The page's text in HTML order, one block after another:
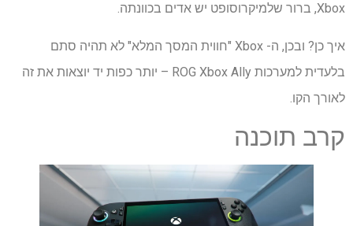
Xbox, ברור שלמיקרוסופט יש אדים בכוונתה.
איך כן? ובכן, ה- Xbox "חווית המסך המלא" לא תהיה סתם
בלעדית למערכות ROG Xbox Ally – יותר כפות יד יוצאות את זה
לאורך הקו.
קרב תוכנה